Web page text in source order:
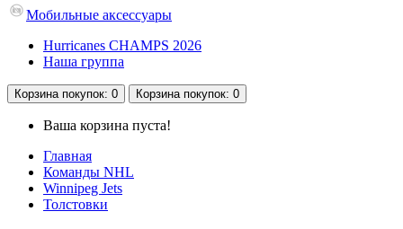
Мобильные аксессуары
Hurricanes CHAMPS 2026
Наша группа
Корзина покупок: 0 Корзина покупок: 0
Ваша корзина пуста!
Главная
Команды NHL
Winnipeg Jets
Толстовки